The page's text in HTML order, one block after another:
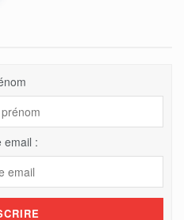
email :